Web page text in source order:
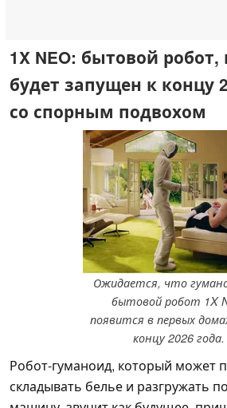
1X NEO: бытовой
будет запущен к концу
со спорным подвохом
Ожидается, что
бытовой робот 1X
появится в первых
концу 2026 года.
Робот-гуманоид, который может
складывать белье и разгружать